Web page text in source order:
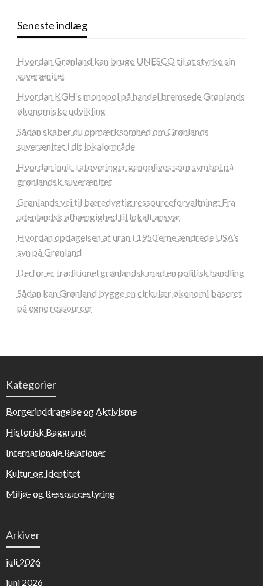
Seneste indlæg
Hvordan Grønland kan bruge UNESCO til at styrke sin
suverænitet
Hvordan KGH’s monopol på handel bremsede Grønlands
økonomiske udvikling
Sådan skaber du opmærksomhed om Grønlands
suverænitet i dit lokalområde
Hvordan inuit-tatoveringer genoplives som symbol på
grønlandsk suverænitet
Grønlands vej til bæredygtig ressourceforvaltning: Fra
udenlandsk afhængighed til lokalt ansvar
Hvordan opdagelsen af uran i 1950’erne ændrede USA’s
syn på Grønland
Derfor er traditionel grønlandsk mad en politisk handling
Sådan kan Grønland bygge en cirkulær økonomi baseret
på egne ressourcer
Kategorier
Borgerinddragelse og Aktivisme
Historisk Baggrund
Internationale Relationer
Kultur og Identitet
Miljø- og Ressourcestyring
Arkiver
juli 2026
juni 2026